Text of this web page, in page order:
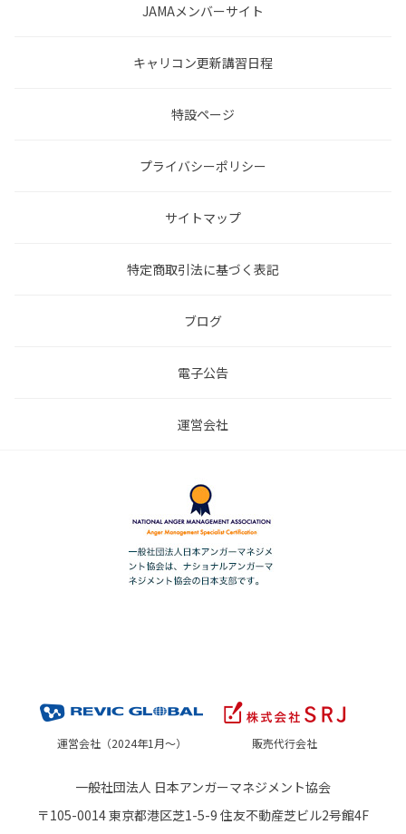
JAMAメンバーサイト
キャリコン更新講習日程
特設ページ
プライバシーポリシー
サイトマップ
特定商取引法に基づく表記
ブログ
電子公告
運営会社
運営会社（2024年1月～） 販売代行会社
一般社団法人 日本アンガーマネジメント協会
〒105-0014 東京都港区芝1-5-9 住友不動産芝ビル2号館4F